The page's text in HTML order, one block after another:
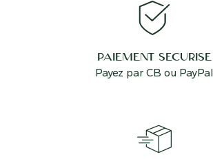
PAIEMENT SÉCURISÉ
Payez par CB ou PayPal